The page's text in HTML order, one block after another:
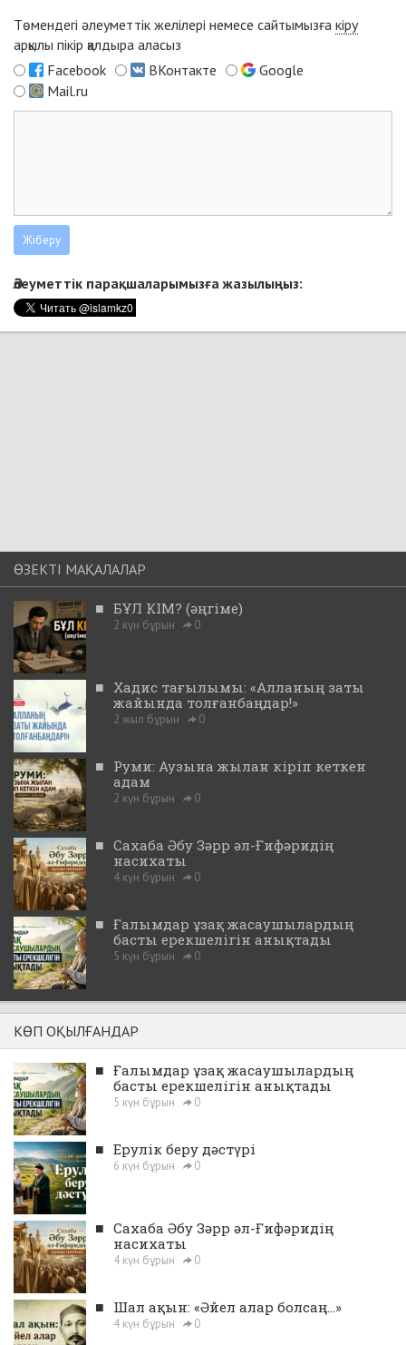
Төмендегі әлеуметтік желілері немесе сайтымызға кіру
арқылы пікір қалдыра аласыз
Facebook
ВКонтакте
Google
Mail.ru
Әлеуметтік парақшаларымызға жазылыңыз:
ӨЗЕКТІ МАҚАЛАЛАР
■ БҰЛ КІМ? (әңгіме)
2 күн бұрын 0
■ Хадис тағылымы: «Алланың заты
жайында толғанбаңдар!»
2 жыл бұрын 0
■ Руми: Аузына жылан кіріп кеткен
адам
2 күн бұрын 0
■ Сахаба Әбу Зәрр әл-Ғифәридің
насихаты
4 күн бұрын 0
■ Ғалымдар ұзақ жасаушылардың
басты ерекшелігін анықтады
5 күн бұрын 0
КӨП ОҚЫЛҒАНДАР
■ Ғалымдар ұзақ жасаушылардың
басты ерекшелігін анықтады
5 күн бұрын 0
■ Ерулік беру дәстүрі
6 күн бұрын 0
■ Сахаба Әбу Зәрр әл-Ғифәридің
насихаты
4 күн бұрын 0
■ Шал ақын: «Әйел алар болсаң...»
4 күн бұрын 0